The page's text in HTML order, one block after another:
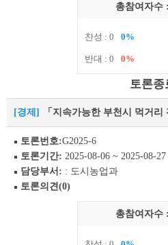
총참여자수 :
찬성 : 0 0%
반대 : 0 0%
토론종
[경제] 「지속가능한 부천시 먹거
토론번호:G2025-6
토론기간: 2025-08-06 ~ 2025-08-27
담당부서: : 도시농업과
토론의견(0)
총참여자수 :